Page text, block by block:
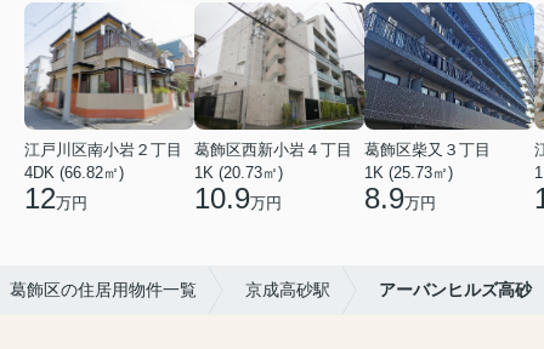
江戸川区南小岩２丁目
4DK (66.82㎡)
12万円
葛飾区西新小岩４丁目
1K (20.73㎡)
10.9万円
葛飾区柴又３丁目
1K (25.73㎡)
8.9万円
葛飾区の住居用物件一覧 京成高砂駅 アーバンヒルズ高砂